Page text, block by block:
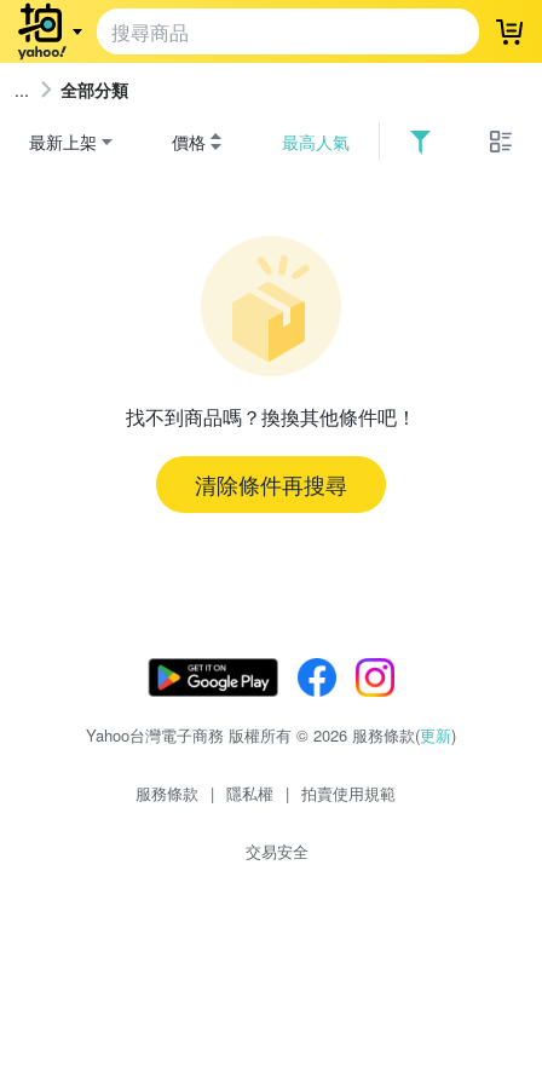
登
全部分類
最新上架 價格 最高人氣
找不到商品嗎？換換其他條件吧！
清除條件再搜尋
Yahoo台灣電子商務 版權所有 © 2026 服務條款(更新)
服務條款 | 隱私權 | 拍賣使用規範
交易安全